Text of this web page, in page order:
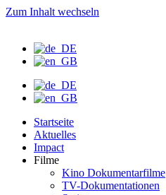
Zum Inhalt wechseln
Startseite
Aktuelles
Impact
Filme
Kino Dokumentarfilme
TV-Dokumentationen